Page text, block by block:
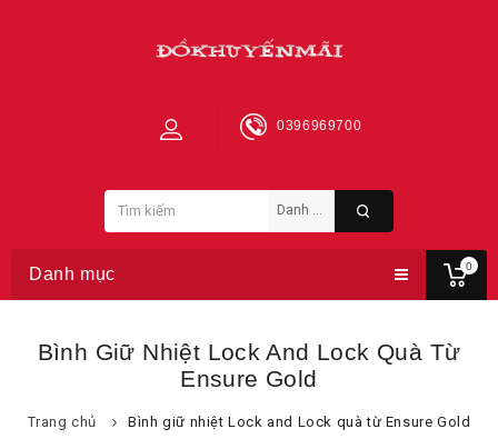
0
0396969700
Danh mục
Bình Giữ Nhiệt Lock And Lock Quà Từ
Ensure Gold
Trang chủ Bình giữ nhiệt Lock and Lock quà từ Ensure Gold